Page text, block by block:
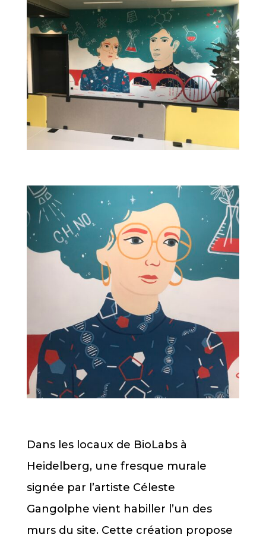
Dans les locaux de BioLabs à
Heidelberg, une fresque murale
signée par l’artiste Céleste
Gangolphe vient habiller l’un des
murs du site. Cette création propose